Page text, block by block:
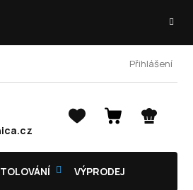
Přihlášení
NÁKUPNÍ
VÝPRODEJ